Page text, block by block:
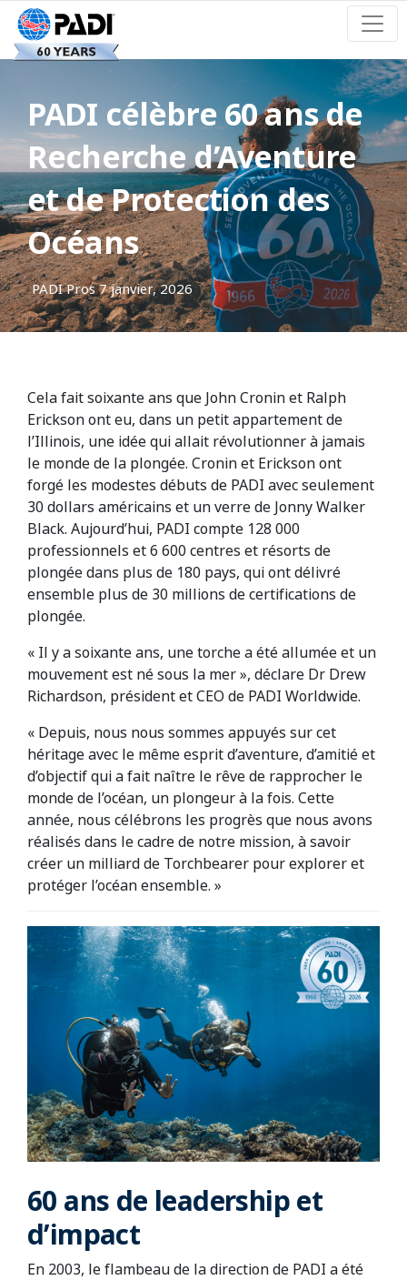
PADI célèbre 60 ans de
Recherche d’Aventure
et de Protection des
Océans
PADI Pros 7 janvier, 2026
Cela fait soixante ans que John Cronin et Ralph
Erickson ont eu, dans un petit appartement de
l’Illinois, une idée qui allait révolutionner à jamais
le monde de la plongée. Cronin et Erickson ont
forgé les modestes débuts de PADI avec seulement
30 dollars américains et un verre de Jonny Walker
Black. Aujourd’hui, PADI compte 128 000
professionnels et 6 600 centres et résorts de
plongée dans plus de 180 pays, qui ont délivré
ensemble plus de 30 millions de certifications de
plongée.
« Il y a soixante ans, une torche a été allumée et un
mouvement est né sous la mer », déclare Dr Drew
Richardson, président et CEO de PADI Worldwide.
« Depuis, nous nous sommes appuyés sur cet
héritage avec le même esprit d’aventure, d’amitié et
d’objectif qui a fait naître le rêve de rapprocher le
monde de l’océan, un plongeur à la fois. Cette
année, nous célébrons les progrès que nous avons
réalisés dans le cadre de notre mission, à savoir
créer un milliard de Torchbearer pour explorer et
protéger l’océan ensemble. »
60 ans de leadership et
d’impact
En 2003, le flambeau de la direction de PADI a été